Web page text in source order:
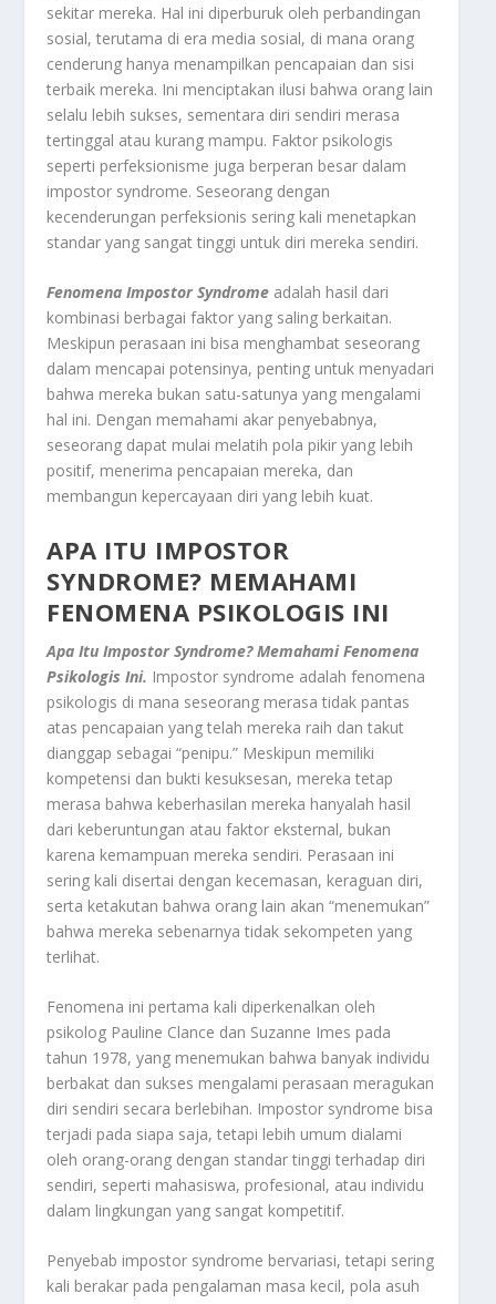
sekitar mereka. Hal ini diperburuk oleh perbandingan
sosial, terutama di era media sosial, di mana orang
cenderung hanya menampilkan pencapaian dan sisi
terbaik mereka. Ini menciptakan ilusi bahwa orang lain
selalu lebih sukses, sementara diri sendiri merasa
tertinggal atau kurang mampu. Faktor psikologis
seperti perfeksionisme juga berperan besar dalam
impostor syndrome. Seseorang dengan
kecenderungan perfeksionis sering kali menetapkan
standar yang sangat tinggi untuk diri mereka sendiri.
Fenomena Impostor Syndrome adalah hasil dari
kombinasi berbagai faktor yang saling berkaitan.
Meskipun perasaan ini bisa menghambat seseorang
dalam mencapai potensinya, penting untuk menyadari
bahwa mereka bukan satu-satunya yang mengalami
hal ini. Dengan memahami akar penyebabnya,
seseorang dapat mulai melatih pola pikir yang lebih
positif, menerima pencapaian mereka, dan
membangun kepercayaan diri yang lebih kuat.
APA ITU IMPOSTOR
SYNDROME? MEMAHAMI
FENOMENA PSIKOLOGIS INI
Apa Itu Impostor Syndrome? Memahami Fenomena
Psikologis Ini. Impostor syndrome adalah fenomena
psikologis di mana seseorang merasa tidak pantas
atas pencapaian yang telah mereka raih dan takut
dianggap sebagai “penipu.” Meskipun memiliki
kompetensi dan bukti kesuksesan, mereka tetap
merasa bahwa keberhasilan mereka hanyalah hasil
dari keberuntungan atau faktor eksternal, bukan
karena kemampuan mereka sendiri. Perasaan ini
sering kali disertai dengan kecemasan, keraguan diri,
serta ketakutan bahwa orang lain akan “menemukan”
bahwa mereka sebenarnya tidak sekompeten yang
terlihat.
Fenomena ini pertama kali diperkenalkan oleh
psikolog Pauline Clance dan Suzanne Imes pada
tahun 1978, yang menemukan bahwa banyak individu
berbakat dan sukses mengalami perasaan meragukan
diri sendiri secara berlebihan. Impostor syndrome bisa
terjadi pada siapa saja, tetapi lebih umum dialami
oleh orang-orang dengan standar tinggi terhadap diri
sendiri, seperti mahasiswa, profesional, atau individu
dalam lingkungan yang sangat kompetitif.
Penyebab impostor syndrome bervariasi, tetapi sering
kali berakar pada pengalaman masa kecil, pola asuh